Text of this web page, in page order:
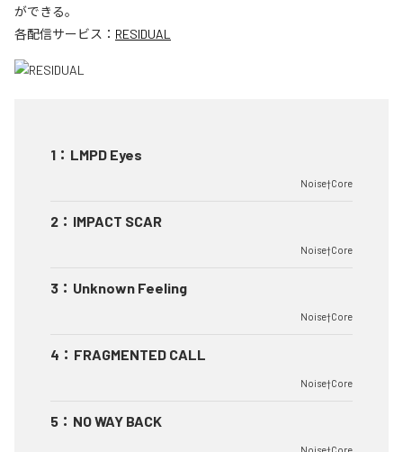
ができる。
各配信サービス： RESIDUAL
1 ： LMPD Eyes
Noise†Core
2 ： IMPACT SCAR
Noise†Core
3 ： Unknown Feeling
Noise†Core
4 ： FRAGMENTED CALL
Noise†Core
5 ： NO WAY BACK
Noise†Core